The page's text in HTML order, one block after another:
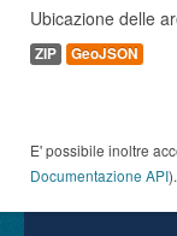
Ubicazione delle
ZIP GeoJSON
E' possibile inoltre
Documentazione API).